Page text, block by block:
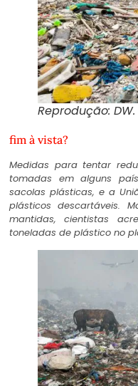
Reprodução: DW.
fim à vista?
Medidas para tentar
tomadas em alguns
sacolas plásticas, e a
plásticos descartáveis.
mantidas, cientistas
toneladas de plástico no